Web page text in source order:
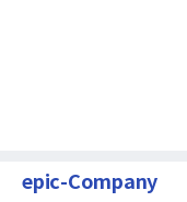
epic-Company